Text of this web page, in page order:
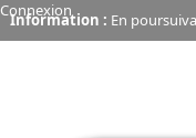
Information : En
Connexion